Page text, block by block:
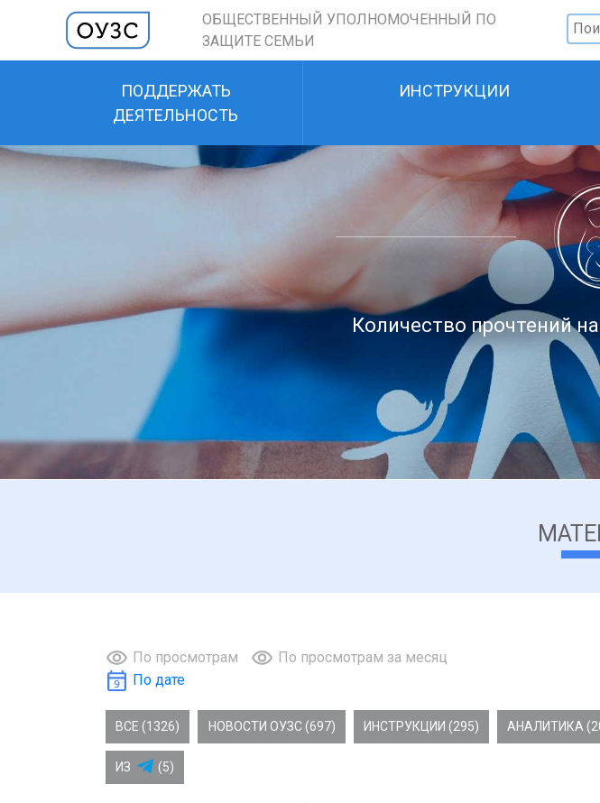
ОБЩЕСТВЕННЫЙ УПОЛНОМОЧЕННЫЙ ПО
ЗАЩИТЕ СЕМЬИ
ПОДДЕРЖАТЬ
ДЕЯТЕЛЬНОСТЬ
ИНСТРУКЦИИ
Количество прочтений
По просмотрам
По просмотрам за месяц
По дате
ВСЕ (1326) НОВОСТИ ОУЗС (697) ИНСТРУКЦИИ (295) АНАЛИТИКА
ИЗ (5)